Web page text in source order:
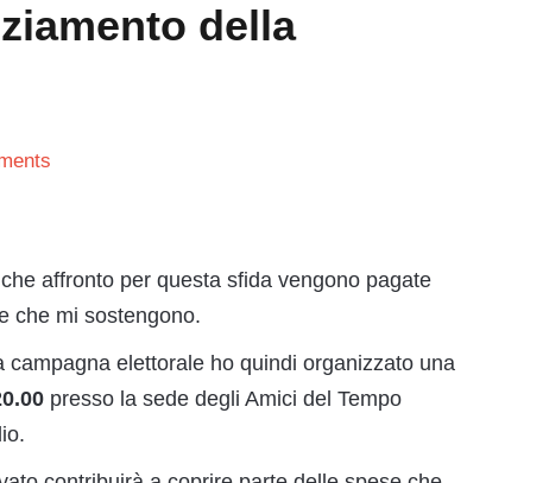
della
affronto per questa sfida vengono pagate
che mi sostengono.
elettorale ho quindi organizzato una
presso la sede degli Amici del Tempo